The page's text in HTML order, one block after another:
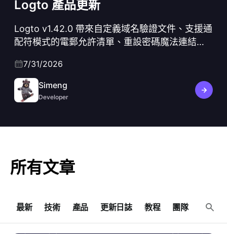
Logto 產品更新
Logto v1.42.0 帶來自定義域名驗證文件、支援通
配符模式的電郵允許清單、重設密碼魔法連結、
刷新，包括 node-oidc-provider v9、Koa 3，並
預設啟用SSR F保護。
7/31/2026
Simeng
Developer
所有文章
最新 技術 產品 更新日誌 教程 團隊